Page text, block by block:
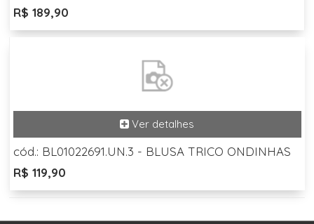
R$ 189,90
cód.: BL01022691.UN.3 - BLUSA TRICO ONDINHAS
R$ 119,90